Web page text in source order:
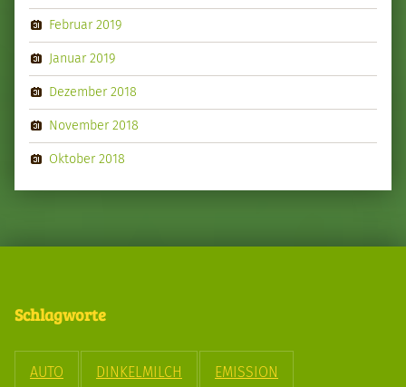
Februar 2019
Januar 2019
Dezember 2018
November 2018
Oktober 2018
Schlagworte
AUTO DINKELMILCH EMISSION